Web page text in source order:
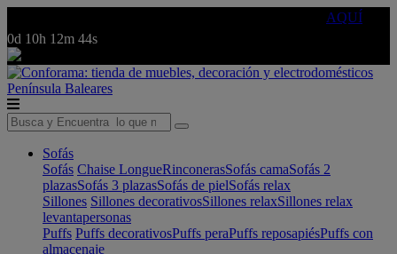
AQUÍ
0d 10h 12m 44s
Península Baleares
Sofás
Sofás Chaise LongueRinconerasSofás camaSofás 2
plazasSofás 3 plazasSofás de pielSofás relax
Sillones Sillones decorativosSillones relaxSillones relax
levantapersonas
Puffs Puffs decorativosPuffs peraPuffs reposapiésPuffs con
almacenaje